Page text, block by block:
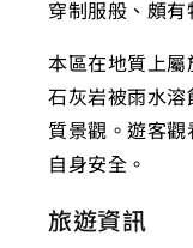
穿制服般、頗有
本區在地質上
石灰岩被雨水
質景觀。遊客
自身安全。
旅遊資訊